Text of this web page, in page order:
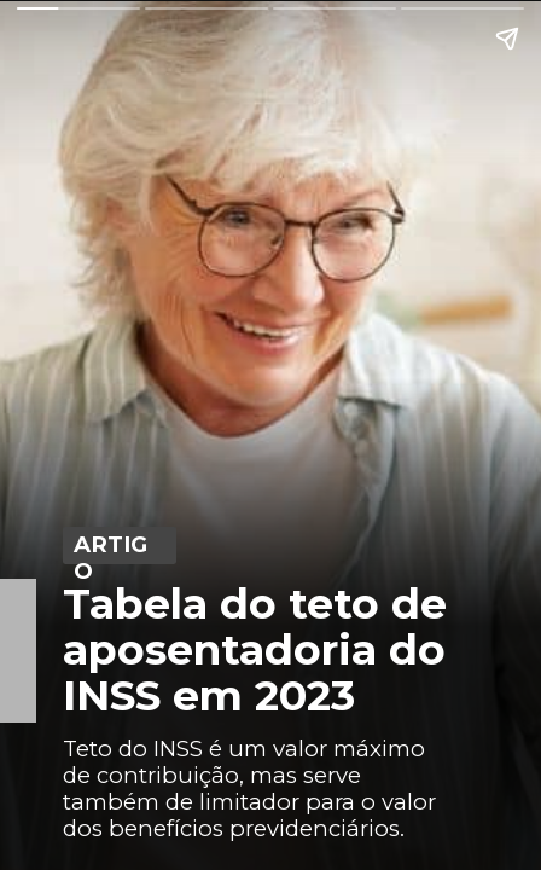
Tabela do teto de
aposentadoria do
INSS em 2023
ARTIG
O
Teto do INSS é um valor máximo
de contribuição, mas serve
também de limitador para o valor
dos benefícios previdenciários.